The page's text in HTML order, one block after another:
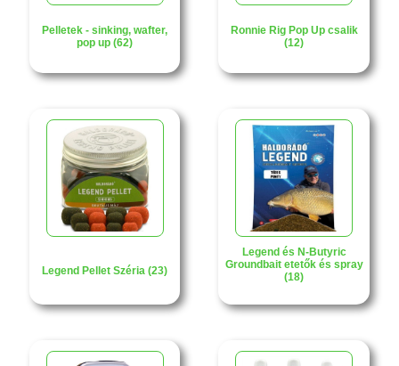
Pelletek - sinking, wafter,
pop up (62)
Ronnie Rig Pop Up csalik
(12)
Legend Pellet Széria (23)
Legend és N-Butyric
Groundbait etetők és spray
(18)